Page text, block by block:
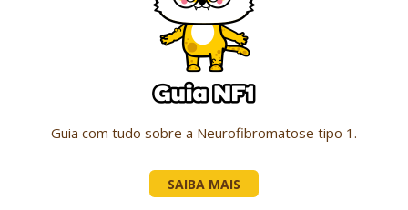
Guia com tudo sobre a Neurofibromatose tipo 1.
SAIBA MAIS